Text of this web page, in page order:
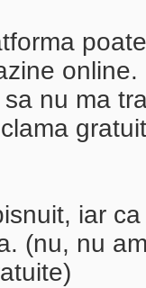
nu ma
iar
(nu, nu